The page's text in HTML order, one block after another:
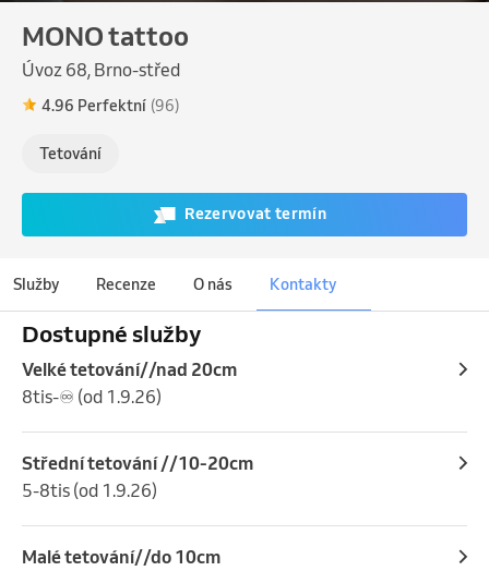
MONO tattoo
Úvoz 68, Brno-střed
4.96 Perfektní (96)
Tetování
Rezervovat termín
Služby Recenze O nás Kontakty
Dostupné služby
Velké tetování//nad 20cm
8tis-♾️ (od 1.9.26)
Střední tetování //10-20cm
5-8tis (od 1.9.26)
Malé tetování//do 10cm